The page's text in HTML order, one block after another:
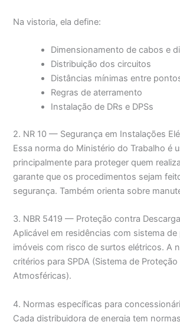
Na vistoria, ela define:
Dimensionamento de cabos e
Distribuição dos circuitos
Distâncias mínimas entre
Regras de aterramento
Instalação de DRs e DPSs
2. NR 10 — Segurança em Instalações
Essa norma do Ministério do Trabalho é
principalmente para proteger quem
garante que os procedimentos sejam
segurança. Também orienta sobre
3. NBR 5419 — Proteção contra
Aplicável em residências com sistema
imóveis com risco de surtos elétricos. A
critérios para SPDA (Sistema de
Atmosféricas).
4. Normas específicas para
Cada distribuidora de energia tem